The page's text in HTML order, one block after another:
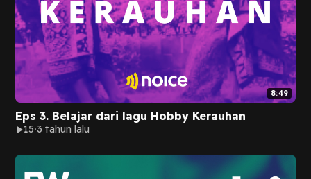
8:49
Eps 3. Belajar dari lagu Hobby Kerauhan
15 3 tahun lalu